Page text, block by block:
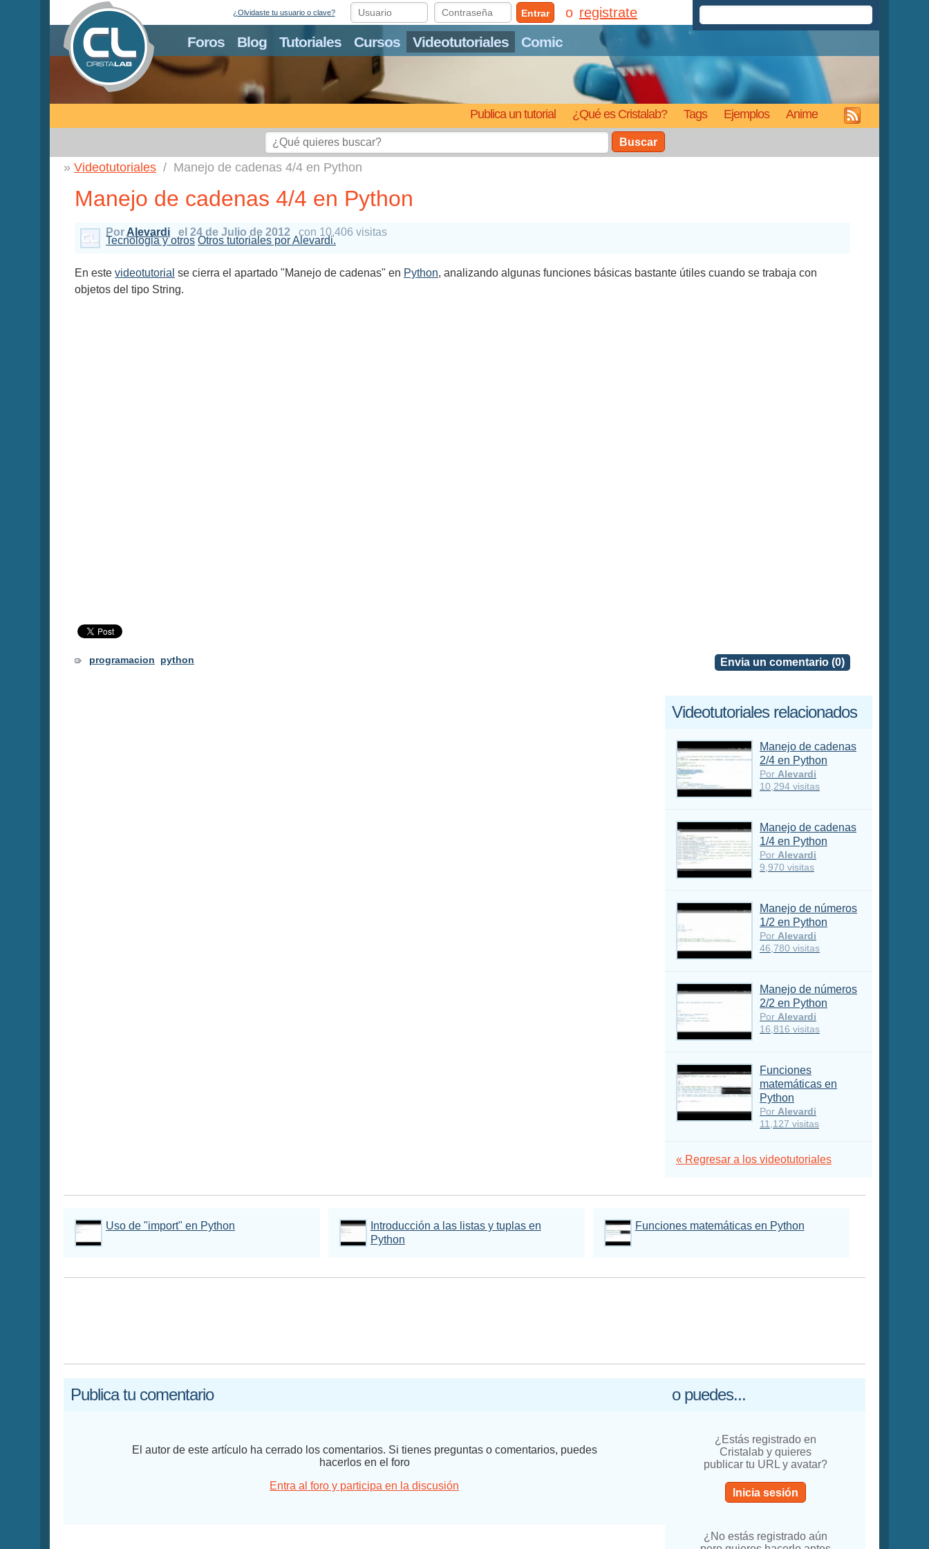
Foros Blog Tutoriales Cursos Videotutoriales Comic
Publica un tutorial ¿Qué es Cristalab? Tags Ejemplos Anime
¿Olvidaste tu usuario o clave? Entrar registrate
Buscar
Videotutoriales Manejo de cadenas 4/4 en Python
Manejo de cadenas 4/4 en Python
Por Alevardi el 24 de Julio de 2012 con 10,406 visitas
Tecnologia y otros Otros tutoriales por Alevardi.
En este videotutorial se cierra el apartado "Manejo de cadenas" en Python, analizando algunas funciones básicas bastante útiles cuando se trabaja con
objetos del tipo String.
Envia un comentario (0)
programacion python
Videotutoriales relacionados
Manejo de cadenas
2/4 en Python
Por Alevardi
10,294 visitas
Manejo de cadenas
1/4 en Python
Por Alevardi
9,970 visitas
Manejo de números
1/2 en Python
Por Alevardi
46,780 visitas
Manejo de números
2/2 en Python
Por Alevardi
16,816 visitas
Funciones
matemáticas en
Python
Por Alevardi
11,127 visitas
« Regresar a los videotutoriales
Uso de "import" en Python
Introducción a las listas y tuplas en
Python
Funciones matemáticas en Python
Publica tu comentario
El autor de este artículo ha cerrado los comentarios. Si tienes preguntas o comentarios, puedes
hacerlos en el foro
Entra al foro y participa en la discusión
o puedes...
¿Estás registrado en
Cristalab y quieres
publicar tu URL y avatar?
Inicia sesión
¿No estás registrado aún